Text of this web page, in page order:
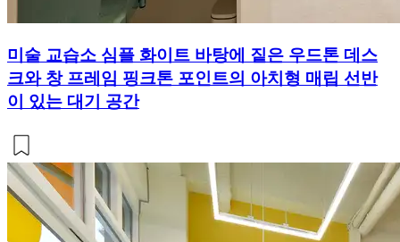
미술 교습소 심플 화이트 바탕에 짙은 우드톤 데스
크와 창 프레임 핑크톤 포인트의 아치형 매립 선반
이 있는 대기 공간